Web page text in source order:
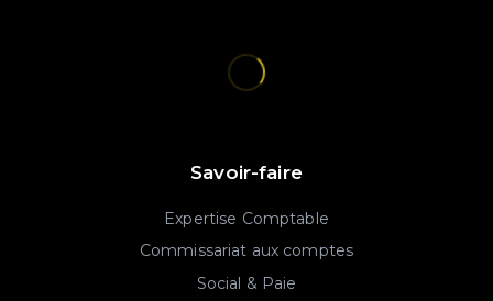
Savoir-faire
Expertise Comptable
Commissariat aux comptes
Social & Paie